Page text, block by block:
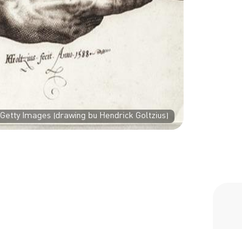
Getty Images (drawing bu Hendrick Goltzius)